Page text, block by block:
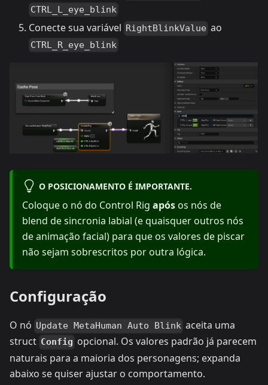
CTRL_L_eye_blink
Conecte sua variável RightBlinkValue ao
CTRL_R_eye_blink
O POSICIONAMENTO É IMPORTANTE.
Coloque o nó do Control Rig apósos nós de
blend de sincronia labial (e quaisquer outros nós
de animação facial) para que os valores de piscar
não sejam sobrescritos por outra lógica.
Configuração
O nó Update MetaHuman Auto Blink aceita uma
struct Config opcional. Os valores padrão já parecem
naturais para a maioria dos personagens; expanda
abaixo se quiser ajustar o comportamento.